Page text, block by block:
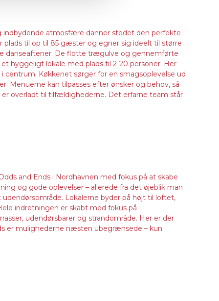
indbydende atmosfære danner stedet den perfekte
plads til op til 85 gæster og egner sig ideelt til større
danseaftener. De flotte trægulve og gennemførte
hyggeligt lokale med plads til 2-20 personer. Her
Køkkenet sørger for en smagsoplevelse ud
Menuerne kan tilpasses efter ønsker og behov, så
overladt til tilfældighederne. Det erfarne team står
and Ends i Nordhavnen med fokus på at skabe
og gode oplevelser – allerede fra det øjeblik man
Lokalerne byder på højt til loftet,
indretningen er skabt med fokus på
udendørsbarer og strandområde. Her er der
er mulighederne næsten ubegrænsede – kun